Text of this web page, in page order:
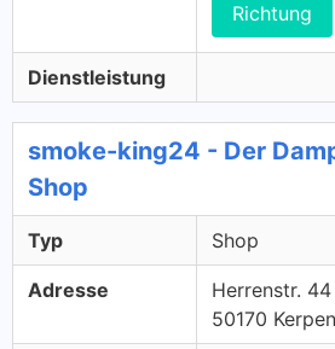
Richtung
Dienstleistung
smoke-king24 - Der
Shop
Typ Shop
Adresse
Herrenstr. 44
50170 Kerpen